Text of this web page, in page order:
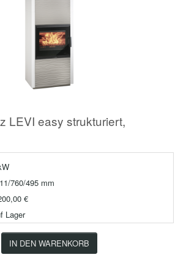
LEVI easy strukturiert,
760/495 mm
€
Lager
IN DEN WARENKORB